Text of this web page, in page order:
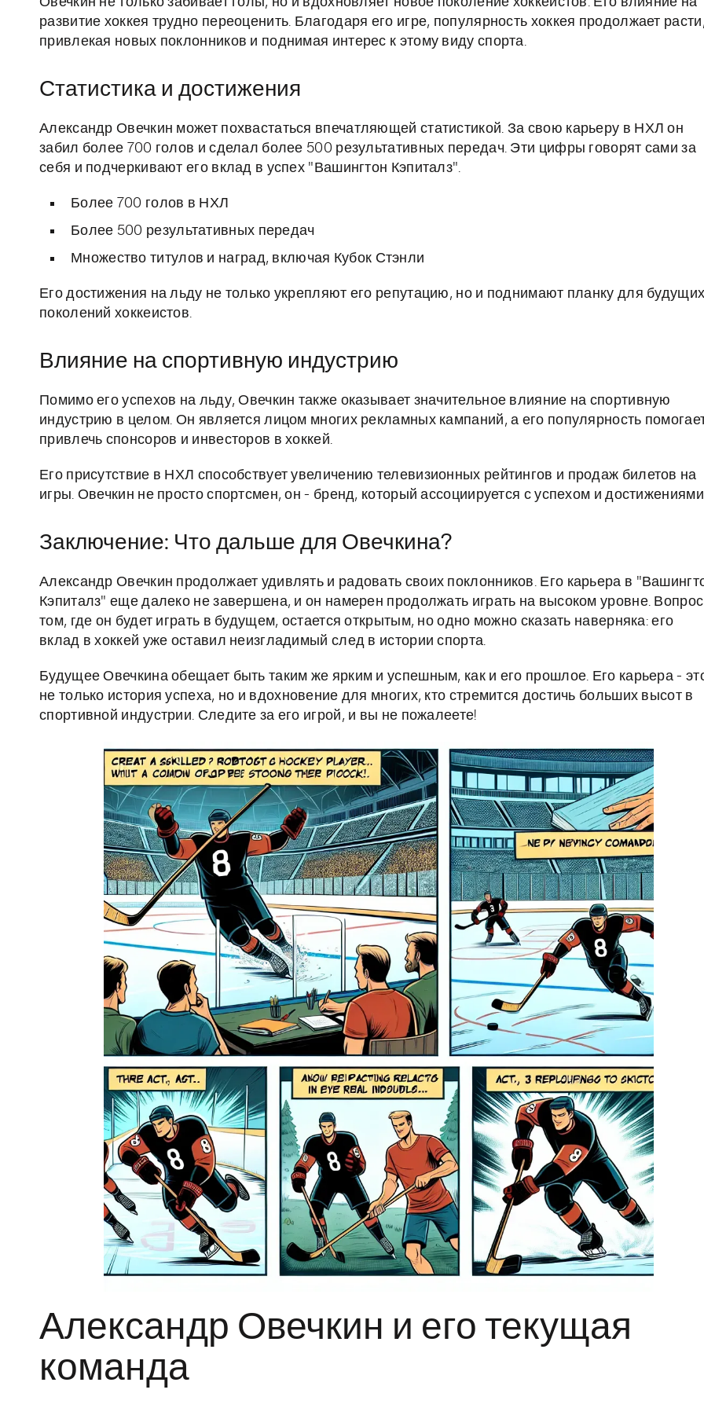
развитие хоккея трудно переоценить. Благодаря его игре, популярность хоккея продолжает
привлекая новых поклонников и поднимая интерес к этому виду спорта.
Статистика и достижения
Александр Овечкин может похвастаться впечатляющей статистикой. За свою карьеру в НХЛ он
забил более 700 голов и сделал более 500 результативных передач. Эти цифры говорят сами за
себя и подчеркивают его вклад в успех "Вашингтон Кэпиталз".
Более 700 голов в НХЛ
Более 500 результативных передач
Множество титулов и наград, включая Кубок Стэнли
Его достижения на льду не только укрепляют его репутацию, но и поднимают планку для
поколений хоккеистов.
Влияние на спортивную индустрию
Помимо его успехов на льду, Овечкин также оказывает значительное влияние на спортивную
индустрию в целом. Он является лицом многих рекламных кампаний, а его популярность
привлечь спонсоров и инвесторов в хоккей.
Его присутствие в НХЛ способствует увеличению телевизионных рейтингов и продаж билетов на
игры. Овечкин не просто спортсмен, он - бренд, который ассоциируется с успехом и
Заключение: Что дальше для Овечкина?
Александр Овечкин продолжает удивлять и радовать своих поклонников. Его карьера в
Кэпиталз" еще далеко не завершена, и он намерен продолжать играть на высоком уровне.
том, где он будет играть в будущем, остается открытым, но одно можно сказать наверняка: его
вклад в хоккей уже оставил неизгладимый след в истории спорта.
Будущее Овечкина обещает быть таким же ярким и успешным, как и его прошлое. Его карьера -
не только история успеха, но и вдохновение для многих, кто стремится достичь больших высот в
спортивной индустрии. Следите за его игрой, и вы не пожалеете!
Александр Овечкин и его текущая
команда